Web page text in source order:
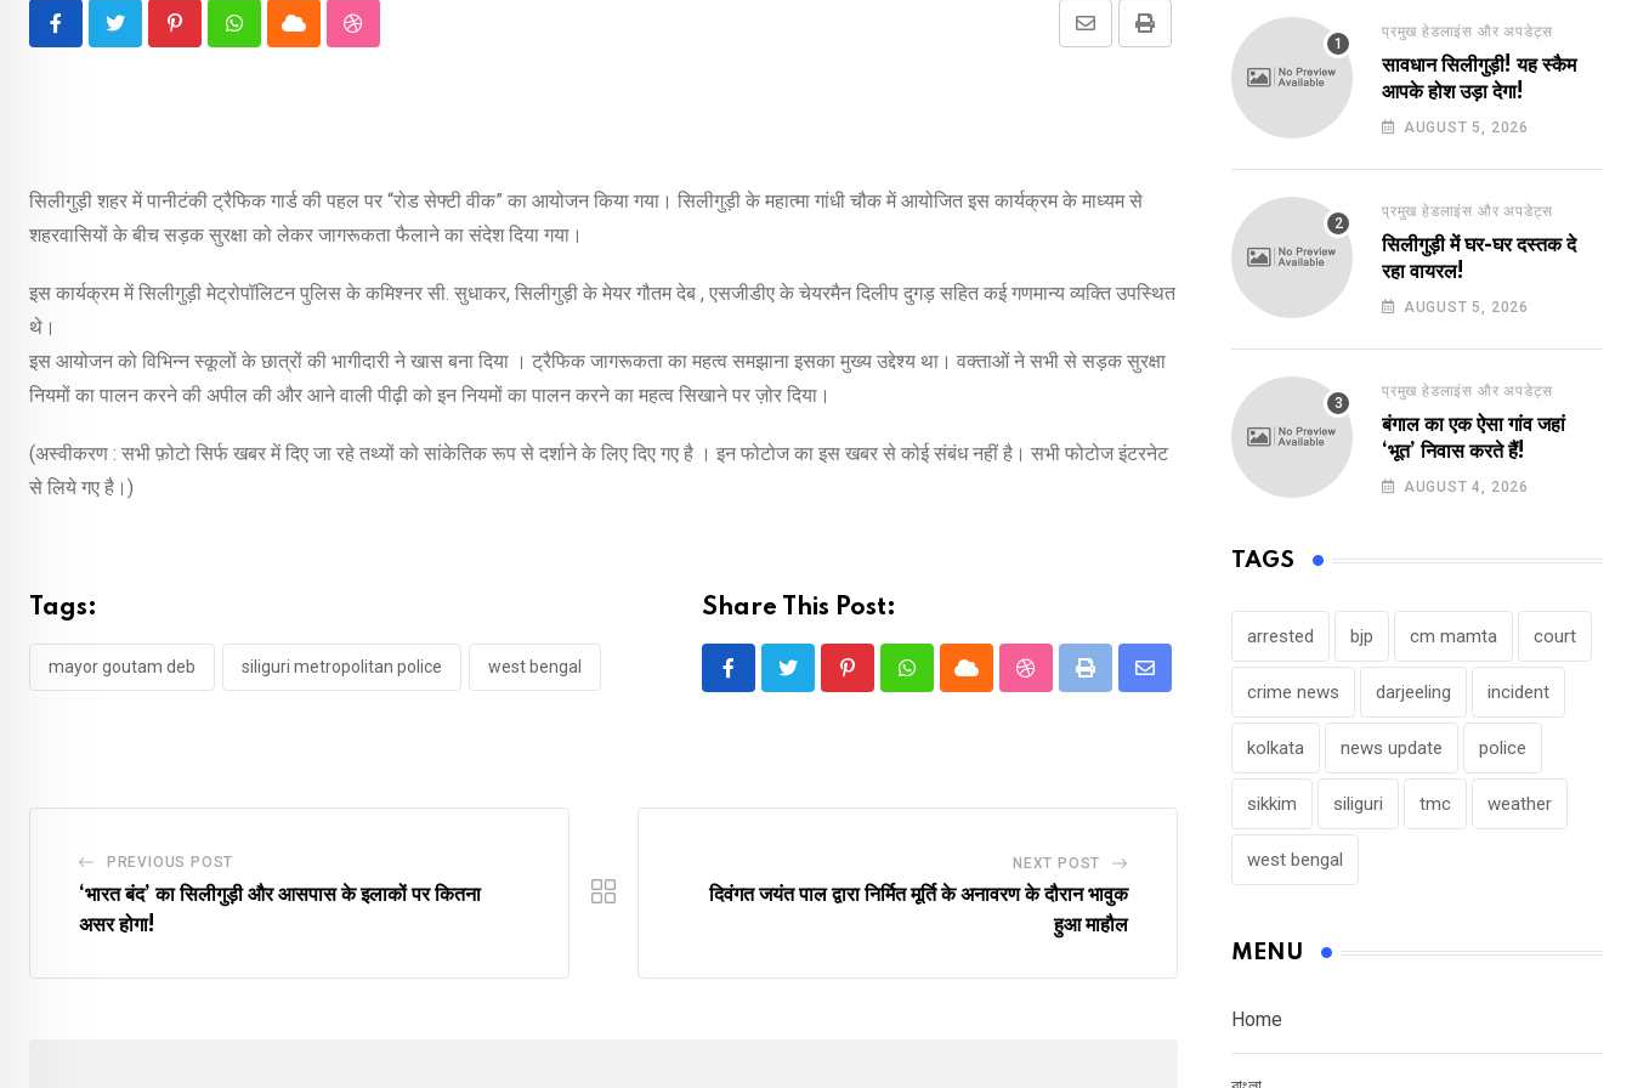
PinterestWhatsappCloud StumbleUpon Print
Share
सिलीगुड़ी शहर में पानीटंकी ट्रैफिक गार्ड की पहल पर “रोड सेफ्टी वीक” का आयोजन किया गया। सिलीगुड़ी के महात्मा गांधी चौक में आयोजित इस कार्यक्रम के माध्यम से
शहरवासियों के बीच सड़क सुरक्षा को लेकर जागरूकता फैलाने का संदेश दिया गया।
इस कार्यक्रम में सिलीगुड़ी मेट्रोपॉलिटन पुलिस के कमिश्नर सी. सुधाकर, सिलीगुड़ी के मेयर गौतम देब , एसजीडीए के चेयरमैन दिलीप दुगड़ सहित कई गणमान्य व्यक्ति उपस्थित
थे।
इस आयोजन को विभिन्न स्कूलों के छात्रों की भागीदारी ने खास बना दिया । ट्रैफिक जागरूकता का महत्व समझाना इसका मुख्य उद्देश्य था। वक्ताओं ने सभी से सड़क सुरक्षा
नियमों का पालन करने की अपील की और आने वाली पीढ़ी को इन नियमों का पालन करने का महत्व सिखाने पर ज़ोर दिया।
(अस्वीकरण : सभी फ़ोटो सिर्फ खबर में दिए जा रहे तथ्यों को सांकेतिक रूप से दर्शाने के लिए दिए गए है । इन फोटोज का इस खबर से कोई संबंध नहीं है। सभी फोटोज इंटरनेट
से लिये गए है।)
Tags:
mayor goutam deb siliguri metropolitan police west bengal
Share This Post:
PinterestWhatsappCloud StumbleUpon
Print
Share
PREVIOUS POST
‘भारत बंद’ का सिलीगुड़ी और आसपास के इलाकों पर कितना
असर होगा!
NEXT POST
दिवंगत जयंत पाल द्वारा निर्मित मूर्ति के अनावरण के दौरान भावुक
हुआ माहौल
प्रमुख हेडलाइंस और अपडेट्स
सावधान सिलीगुड़ी! यह स्कैम
आपके होश उड़ा देगा!
AUGUST 5, 2026
प्रमुख हेडलाइंस और अपडेट्स
सिलीगुड़ी में घर-घर दस्तक दे
रहा वायरल!
AUGUST 5, 2026
प्रमुख हेडलाइंस और अपडेट्स
बंगाल का एक ऐसा गांव जहां
‘भूत’ निवास करते हैं!
AUGUST 4, 2026
TAGS
arrested bjp cm mamta court
crime news darjeeling incident
kolkata news update police
sikkim siliguri tmc weather
west bengal
MENU
Home